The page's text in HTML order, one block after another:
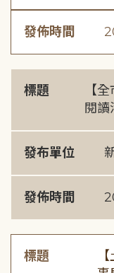
發佈時間
標題
【
閱
發布單位
發佈時間
標題